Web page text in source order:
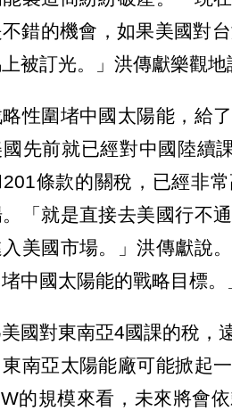
錯的機會，如果美國對
被訂光。」洪傳獻樂觀地
性圍堵中國太陽能，給
先前就已經對中國陸續
條款的關稅，已經非
「就是直接去美國行不
美國市場。」洪傳獻說
中國太陽能的戰略目標。
美國對東南亞4國課的稅
南亞太陽能廠可能掀起
的規模來看，未來將會